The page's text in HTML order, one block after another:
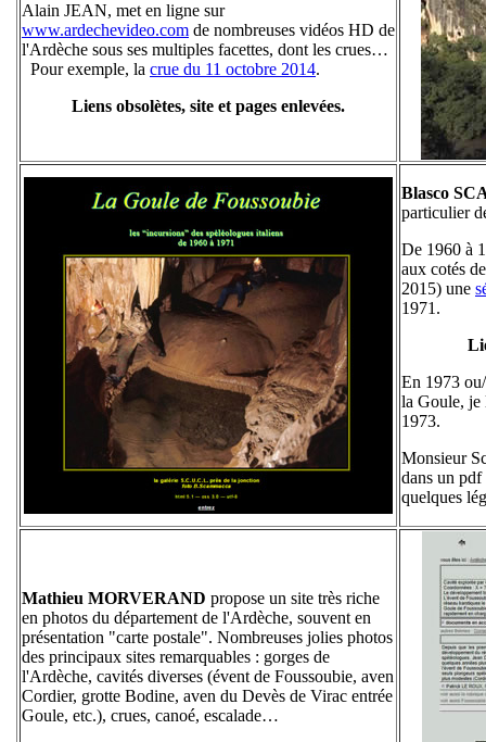
Alain JEAN, met en ligne sur
www.ardechevideo.com de nombreuses vidéos HD de
l'Ardèche sous ses multiples facettes, dont les crues…
Pour exemple, la crue du 11 octobre 2014.
Liens obsolètes, site et pages enlevées.
Blasco
particulier
De 1960 à
aux cotés
2015) une
1971.
En 1973
la Goule, je
1973.
Monsieur
dans un pdf
quelques
Mathieu MORVERAND propose un site très riche
en photos du département de l'Ardèche, souvent en
présentation "carte postale". Nombreuses jolies photos
des principaux sites remarquables : gorges de
l'Ardèche, cavités diverses (évent de Foussoubie, aven
Cordier, grotte Bodine, aven du Devès de Virac entrée
Goule, etc.), crues, canoé, escalade…